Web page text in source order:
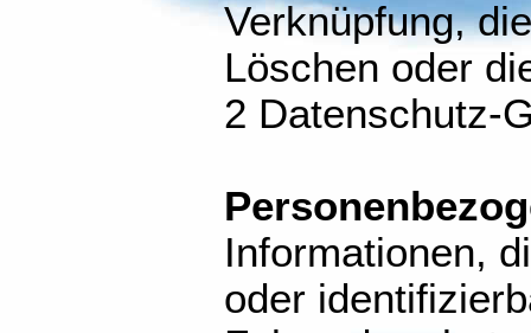
Verknüpfung,
Löschen oder
2 Datenschutz-
Informationen,
oder